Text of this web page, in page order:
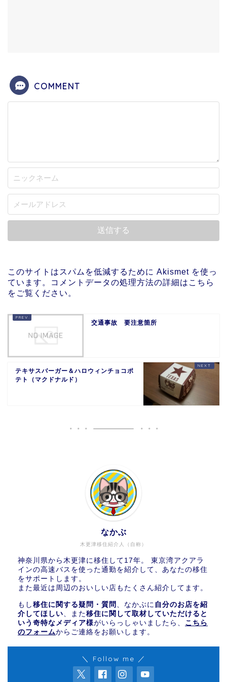
COMMENT
このサイトはスパムを低減するために Akismet を使っ
ています。
コメントデータの処理方法の詳細はこちら
をご覧ください 。
交通事故 要注意箇所
テキサスバーガー＆ハロウィンチョコポ
テト（マクドナルド）
木更津移住紹介人（自称）
なかぶ
神奈川県から木更津に移住して17年。 東京湾アクアラ
インの高速バスを使った通勤を紹介して、あなたの移住
をサポートします。
また最近は周辺のおいしい店もたくさん紹介してます。
もし 移住に関する疑問・質問 、なかぶに 自分のお店を紹
介してほしい、また移住に関して取材していただけると
いう奇特なメディア様がいらっしゃいましたら、 こちら
のフォームからご連絡をお願いします。
＼ Follow me ／